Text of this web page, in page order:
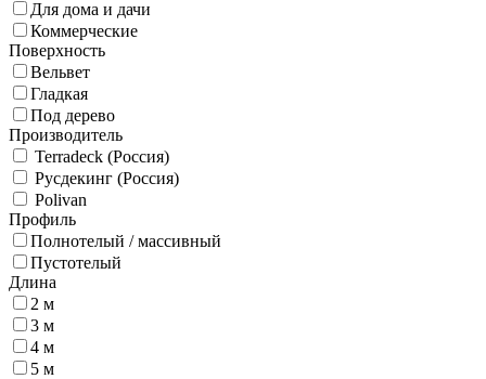
Для дома и дачи
Коммерческие
Поверхность
Вельвет
Гладкая
Под дерево
Производитель
Terradeck (Россия)
Русдекинг (Россия)
Polivan
Профиль
Полнотелый / массивный
Пустотелый
Длина
2 м
3 м
4 м
5 м